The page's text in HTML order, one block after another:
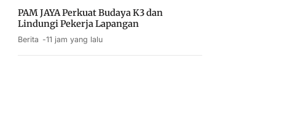
PAM JAYA Perkuat Budaya K3 dan
Lindungi Pekerja Lapangan
Berita 11 jam yang lalu